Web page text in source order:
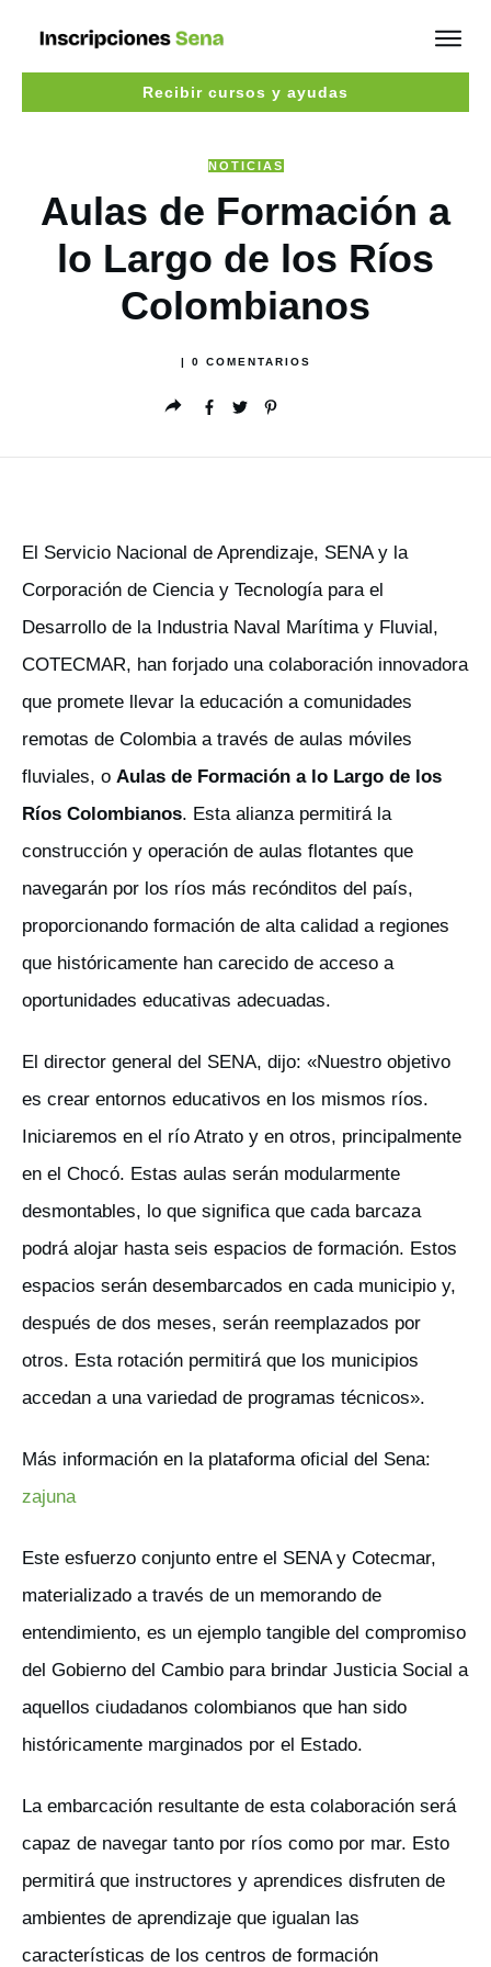
Recibir cursos y ayudas
NOTICIAS
Aulas de Formación a
lo Largo de los Ríos
Colombianos
0 COMENTARIOS
El Servicio Nacional de Aprendizaje, SENA y la
Corporación de Ciencia y Tecnología para el
Desarrollo de la Industria Naval Marítima y Fluvial,
COTECMAR, han forjado una colaboración innovadora
que promete llevar la educación a comunidades
remotas de Colombia a través de aulas móviles
fluviales, o Aulas de Formación a lo Largo de los
Ríos Colombianos. Esta alianza permitirá la
construcción y operación de aulas flotantes que
navegarán por los ríos más recónditos del país,
proporcionando formación de alta calidad a regiones
que históricamente han carecido de acceso a
oportunidades educativas adecuadas.
El director general del SENA, dijo: «Nuestro objetivo
es crear entornos educativos en los mismos ríos.
Iniciaremos en el río Atrato y en otros, principalmente
en el Chocó. Estas aulas serán modularmente
desmontables, lo que significa que cada barcaza
podrá alojar hasta seis espacios de formación. Estos
espacios serán desembarcados en cada municipio y,
después de dos meses, serán reemplazados por
otros. Esta rotación permitirá que los municipios
accedan a una variedad de programas técnicos».
Más información en la plataforma oficial del Sena:
zajuna
Este esfuerzo conjunto entre el SENA y Cotecmar,
materializado a través de un memorando de
entendimiento, es un ejemplo tangible del compromiso
del Gobierno del Cambio para brindar Justicia Social a
aquellos ciudadanos colombianos que han sido
históricamente marginados por el Estado.
La embarcación resultante de esta colaboración será
capaz de navegar tanto por ríos como por mar. Esto
permitirá que instructores y aprendices disfruten de
ambientes de aprendizaje que igualan las
características de los centros de formación